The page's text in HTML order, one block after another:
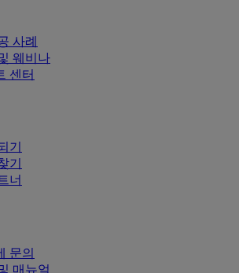
사례
웨비나
센터
기
기
너
문의
매뉴얼